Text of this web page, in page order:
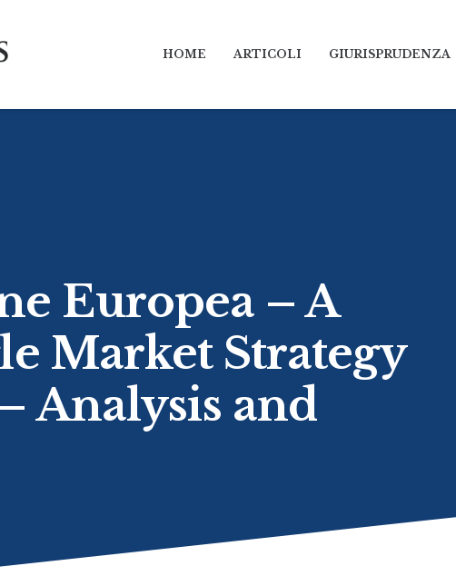
HOME ARTICOLI GIURISPRUDENZA
Europea – A
Market Strategy
Analysis and